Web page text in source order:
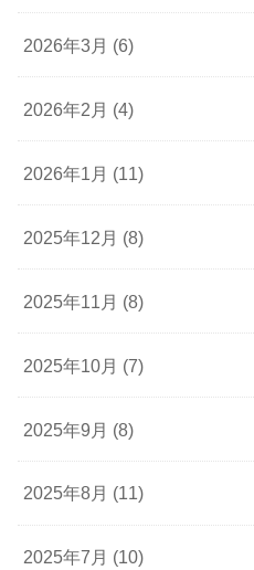
2026年3月 (6)
2026年2月 (4)
2026年1月 (11)
2025年12月 (8)
2025年11月 (8)
2025年10月 (7)
2025年9月 (8)
2025年8月 (11)
2025年7月 (10)